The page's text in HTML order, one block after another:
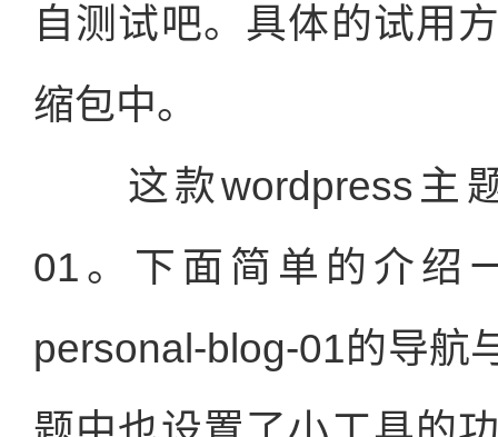
自测试吧。具体的试用
缩包中。
这款wordpress主题
01。下面简单的介绍
personal-blog-01的导航